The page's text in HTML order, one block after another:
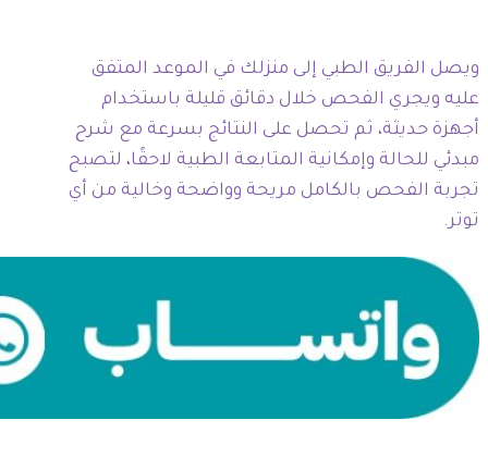
ويصل الفريق الطبي إلى منزلك في الموعد المتفق
عليه ويجري الفحص خلال دقائق قليلة باستخدام
أجهزة حديثة، ثم تحصل على النتائج بسرعة مع شرح
مبدئي للحالة وإمكانية المتابعة الطبية لاحقًا، لتصبح
تجربة الفحص بالكامل مريحة وواضحة وخالية من أي
توتر.